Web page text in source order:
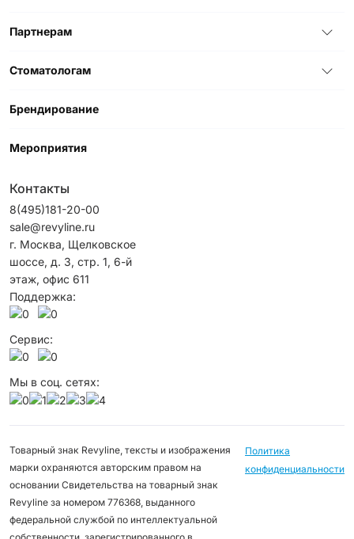
Партнерам
Стоматологам
Брендирование
Мероприятия
Контакты
8(495)181-20-00
sale@revyline.ru
г. Москва, Щелковское
шоссе, д. 3, стр. 1, 6-й
этаж, офис 611
Поддержка:
Сервис:
Мы в соц. сетях:
Товарный знак Revyline, тексты и изображения
марки охраняются авторским правом на
основании Свидетельства на товарный знак
Revyline за номером 776368, выданного
федеральной службой по интеллектуальной
Политика
конфиденциальности